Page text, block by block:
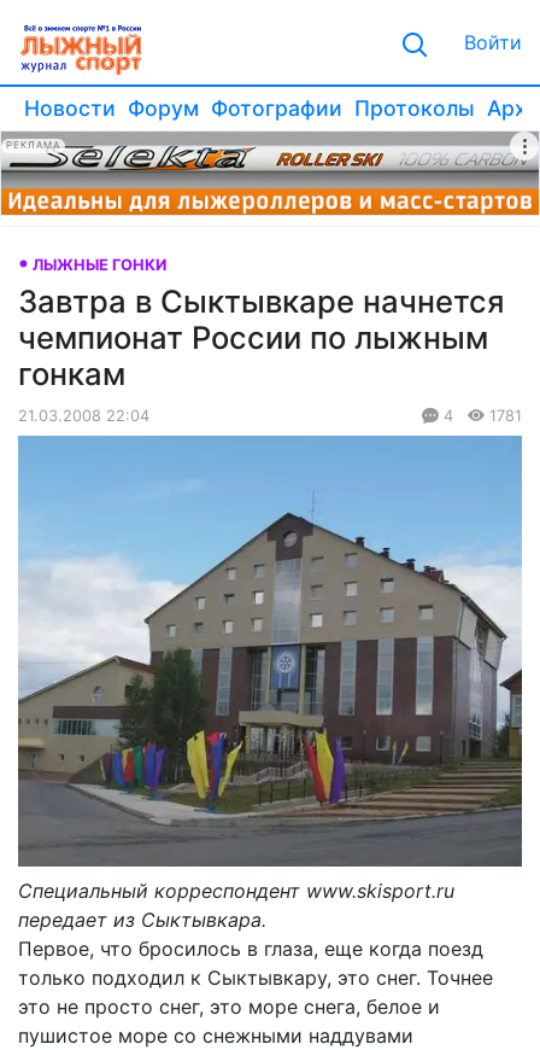
Войти
Новости Форум Фотографии Протоколы
РЕКЛАМА
ЛЫЖНЫЕ ГОНКИ
Завтра в Сыктывкаре начнется
чемпионат России по лыжным
гонкам
21.03.2008 22:04 4 1781
Специальный корреспондент www.skisport.ru
передает из Сыктывкара.
Первое, что бросилось в глаза, еще когда поезд
только подходил к Сыктывкару, это снег. Точнее
это не просто снег, это море снега, белое и
пушистое море со снежными наддувами